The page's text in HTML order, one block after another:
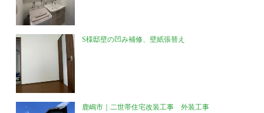
S様邸壁の凹み補修、壁紙張替え
鹿嶋市｜二世帯住宅改装工事 外装工事